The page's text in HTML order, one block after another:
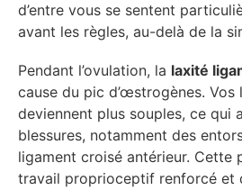
d’entre vous se sentent
avant les règles, au-delà de la
Pendant l’ovulation, la laxité
cause du pic d’œstrogènes.
deviennent plus souples, ce qui
blessures, notamment des
ligament croisé antérieur. Cette
travail proprioceptif renforcé et